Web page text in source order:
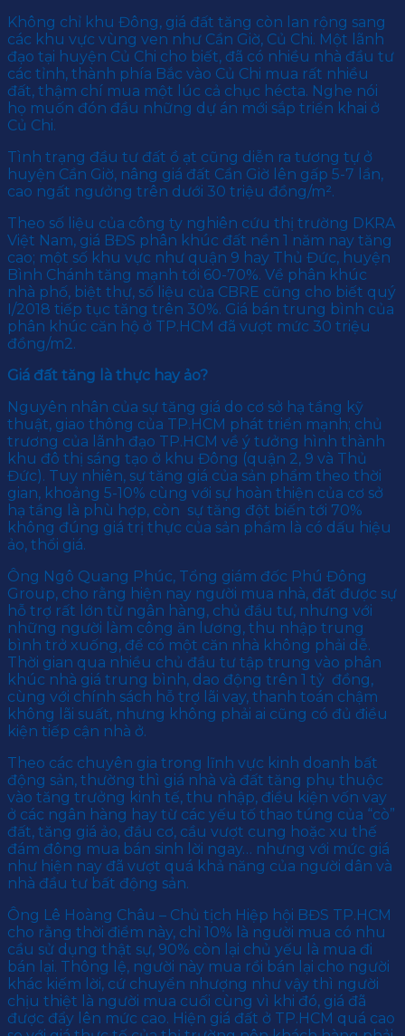
Không chỉ khu Đông, giá đất tăng còn lan rộng sang
các khu vực vùng ven như Cần Giờ, Củ Chi. Một lãnh
đạo tại huyện Củ Chi cho biết, đã có nhiều nhà đầu tư
các tỉnh, thành phía Bắc vào Củ Chi mua rất nhiều
đất, thậm chí mua một lúc cả chục hécta. Nghe nói
họ muốn đón đầu những dự án mới sắp triển khai ở
Củ Chi.
Tình trạng đầu tư đất ồ ạt cũng diễn ra tương tự ở
huyện Cần Giờ, nâng giá đất Cần Giờ lên gấp 5-7 lần,
cao ngất ngưởng trên dưới 30 triệu đồng/m².
Theo số liệu của công ty nghiên cứu thị trường DKRA
Việt Nam, giá BĐS phân khúc đất nền 1 năm nay tăng
cao; một số khu vực như quận 9 hay Thủ Đức, huyện
Bình Chánh tăng mạnh tới 60-70%. Về phân khúc
nhà phố, biệt thự, số liệu của CBRE cũng cho biết quý
I/2018 tiếp tục tăng trên 30%. Giá bán trung bình của
phân khúc căn hộ ở TP.HCM đã vượt mức 30 triệu
đồng/m2.
Giá đất tăng là thực hay ảo?
Nguyên nhân của sự tăng giá do cơ sở hạ tầng kỹ
thuật, giao thông của TP.HCM phát triển mạnh; chủ
trương của lãnh đạo TP.HCM về ý tưởng hình thành
khu đô thị sáng tạo ở khu Đông (quận 2, 9 và Thủ
Đức). Tuy nhiên, sự tăng giá của sản phẩm theo thời
gian, khoảng 5-10% cùng với sự hoàn thiện của cơ sở
hạ tầng là phù hợp, còn sự tăng đột biến tới 70%
không đúng giá trị thực của sản phẩm là có dấu hiệu
ảo, thổi giá.
Ông Ngô Quang Phúc, Tổng giám đốc Phú Đông
Group, cho rằng hiện nay người mua nhà, đất được sự
hỗ trợ rất lớn từ ngân hàng, chủ đầu tư, nhưng với
những người làm công ăn lương, thu nhập trung
bình trở xuống, để có một căn nhà không phải dễ.
Thời gian qua nhiều chủ đầu tư tập trung vào phân
khúc nhà giá trung bình, dao động trên 1 tỷ đồng,
cùng với chính sách hỗ trợ lãi vay, thanh toán chậm
không lãi suất, nhưng không phải ai cũng có đủ điều
kiện tiếp cận nhà ở.
Theo các chuyên gia trong lĩnh vực kinh doanh bất
động sản, thường thì giá nhà và đất tăng phụ thuộc
vào tăng trưởng kinh tế, thu nhập, điều kiện vốn vay
ở các ngân hàng hay từ các yếu tố thao túng của “cò”
đất, tăng giá ảo, đầu cơ, cầu vượt cung hoặc xu thế
đám đông mua bán sinh lời ngay… nhưng với mức giá
như hiện nay đã vượt quá khả năng của người dân và
nhà đầu tư bất động sản.
Ông Lê Hoàng Châu – Chủ tịch Hiệp hội BĐS TP.HCM
cho rằng thời điểm này, chỉ 10% là người mua có nhu
cầu sử dụng thật sự, 90% còn lại chủ yếu là mua đi
bán lại. Thông lệ, người này mua rồi bán lại cho người
khác kiếm lời, cứ chuyển nhượng như vậy thì người
chịu thiệt là người mua cuối cùng vì khi đó, giá đã
được đẩy lên mức cao. Hiện giá đất ở TP.HCM quá cao